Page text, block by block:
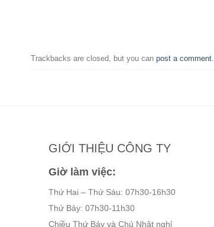
Trackbacks are closed, but you can post a comment.
GIỚI THIỆU CÔNG TY
Giờ làm việc:
Thứ Hai – Thứ Sáu: 07h30-16h30
Thứ Bảy: 07h30-11h30
Chiều Thứ Bảy và Chủ Nhật nghỉ